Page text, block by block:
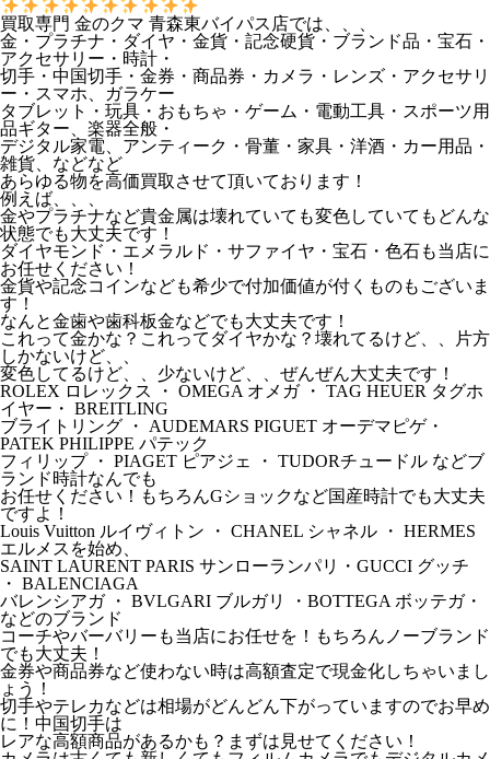
買取専門 金のクマ 青森東バイパス店では、、、
金・プラチナ・ダイヤ・金貨・記念硬貨・ブランド品・宝石・
アクセサリー・時計・
切手・中国切手・金券・商品券・カメラ・レンズ・アクセサリ
ー・スマホ、ガラケー
タブレット・玩具・おもちゃ・ゲーム・電動工具・スポーツ用
品ギター、楽器全般・
デジタル家電、アンティーク・骨董・家具・洋酒・カー用品・
雑貨、などなど
あらゆる物を高価買取させて頂いております！
例えば、、、
金やプラチナなど貴金属は壊れていても変色していてもどんな
状態でも大丈夫です！
ダイヤモンド・エメラルド・サファイヤ・宝石・色石も当店に
お任せください！
金貨や記念コインなども希少で付加価値が付くものもございま
す！
なんと金歯や歯科板金などでも大丈夫です！
これって金かな？これってダイヤかな？壊れてるけど、、片方
しかないけど、、
変色してるけど、、少ないけど、、ぜんぜん大丈夫です！
ROLEX ロレックス ・ OMEGA オメガ ・ TAG HEUER タグホ
イヤー・ BREITLING
ブライトリング ・ AUDEMARS PIGUET オーデマピゲ・
PATEK PHILIPPE パテック
フィリップ ・ PIAGET ピアジェ ・ TUDORチュードル などブ
ランド時計なんでも
お任せください！もちろんGショックなど国産時計でも大丈夫
ですよ！
Louis Vuitton ルイヴィトン ・ CHANEL シャネル ・ HERMES
エルメスを始め、
SAINT LAURENT PARIS サンローランパリ・GUCCI グッチ
・ BALENCIAGA
バレンシアガ ・ BVLGARI ブルガリ ・BOTTEGA ボッテガ・
などのブランド
コーチやバーバリーも当店にお任せを！もちろんノーブランド
でも大丈夫！
金券や商品券など使わない時は高額査定で現金化しちゃいまし
ょう！
切手やテレカなどは相場がどんどん下がっていますのでお早め
に！中国切手は
レアな高額商品があるかも？まずは見せてください！